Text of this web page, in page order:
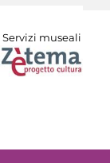
Servizi museali